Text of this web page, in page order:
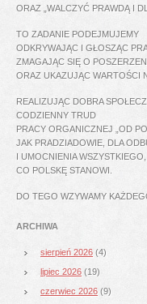
ORAZ „WALCZYĆ PRAWDĄ I
TO ZADANIE PODEJMUJEMY
ODKRYWAJĄC I GŁOSZĄC
ZMAGAJĄC SIĘ O
ORAZ UKAZUJĄC WARTOŚCI
REALIZUJĄC DOBRA
CODZIENNY TRUD
PRACY ORGANICZNEJ „OD
JAK PRADZIADOWIE, DLA
I UMOCNIENIA WSZYSTKIEGO,
CO POLSKĘ STANOWI.
DO TEGO WZYWAMY
ARCHIWA
sierpień 2026 (4)
lipiec 2026 (19)
czerwiec 2026 (9)